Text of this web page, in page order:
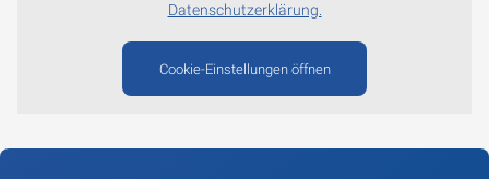
Datenschutzerklärung.
Cookie-Einstellungen öffnen